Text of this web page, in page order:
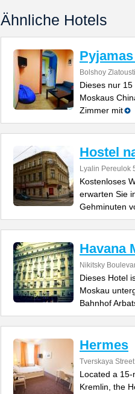
Ähnliche Hotels
Bolshoy
Dieses nur
Moskaus
Zimmer mit
Hostel
Lyalin Pereulok
Kostenloses
erwarten Sie
Gehminuten
Havana
Nikitsky
Dieses Hotel
Moskau
Bahnhof
Hermes
Tverskaya
Located a
Kremlin, the